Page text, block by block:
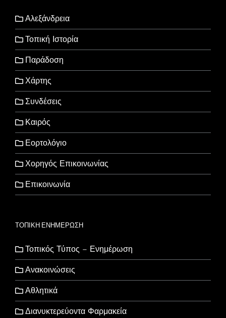
Αλεξάνδρεια
Τοπική Ιστορία
Παράδοση
Χάρτης
Συνδέσεις
Καιρός
Εορτολόγιο
Χορηγός Επικοινωνίας
Επικοινωνία
ΤΟΠΙΚΗ ΕΝΗΜΕΡΩΣΗ
Τοπικός Τύπος – Ενημέρωση
Ανακοινώσεις
Αθλητικά
Διανυκτερεύοντα Φαρμακεία